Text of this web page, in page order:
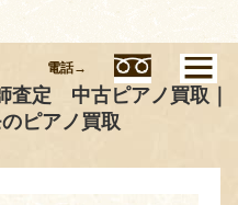
定 中古ピアノ買取｜
ピアノ買取
電話→